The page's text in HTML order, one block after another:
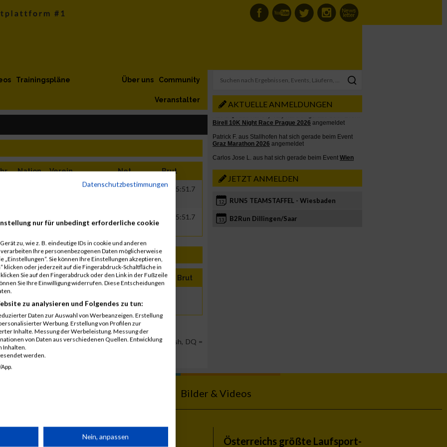
Trainingspläne Community
Über uns
Veranstalter
Nation Verein Net Brut
Thermische Löser 00:33:50.1 02:05:51.7
02:05:51.7
Jahr Nation Verein Net Brut
Position, DNS = Did not start, DNF = Did not finish, DQ =
AKTUELLE ANMELDUNGEN
JETZT ANMELDEN
12 RUN5 TEAMSTAFFEL - Wiesbaden
13 B2Run Dillingen/Saar
Bilder & Videos
Themen Österreichs größte Laufsport-
Datenschutzbestimmungen
nur für unbedingt erforderliche cookie
zu, wie z. B. eindeutige IDs in cookie und anderen
Ihre personenbezogenen Daten möglicherweise
Sie können Ihre Einstellungen akzeptieren,
klicken oder jederzeit auf die Fingerabdruck-Schaltfläche in
Sie auf den Fingerabdruck oder den Link in der Fußzeile
Sie Ihre Einwilligung widerrufen. Diese Entscheidungen
zu analysieren und Folgendes zu tun:
Daten zur Auswahl von Werbeanzeigen. Erstellung
Werbung. Erstellung von Profilen zur
Inhalte. Messung der Werbeleistung. Messung der
von Daten aus verschiedenen Quellen. Entwicklung
Inhalten.
werden.
Nein, anpassen